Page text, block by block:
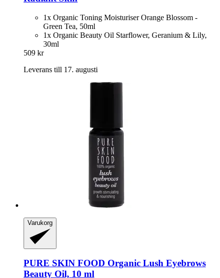
1x Organic Toning Moisturiser Orange Blossom -
Green Tea, 50ml
1x Organic Beauty Oil Starflower, Geranium & Lily,
30ml
509 kr
Leverans till 17. augusti
Varukorg
PURE SKIN FOOD Organic Lush Eyebrows
Beauty Oil, 10 ml